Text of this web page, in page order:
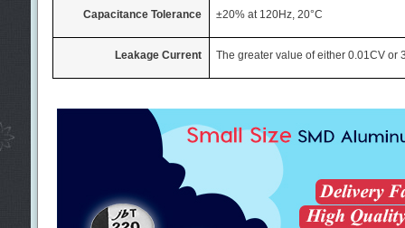
Capacitance Tolerance ±20% at 120Hz, 20°C
Leakage Current The greater value of either 0.01CV or